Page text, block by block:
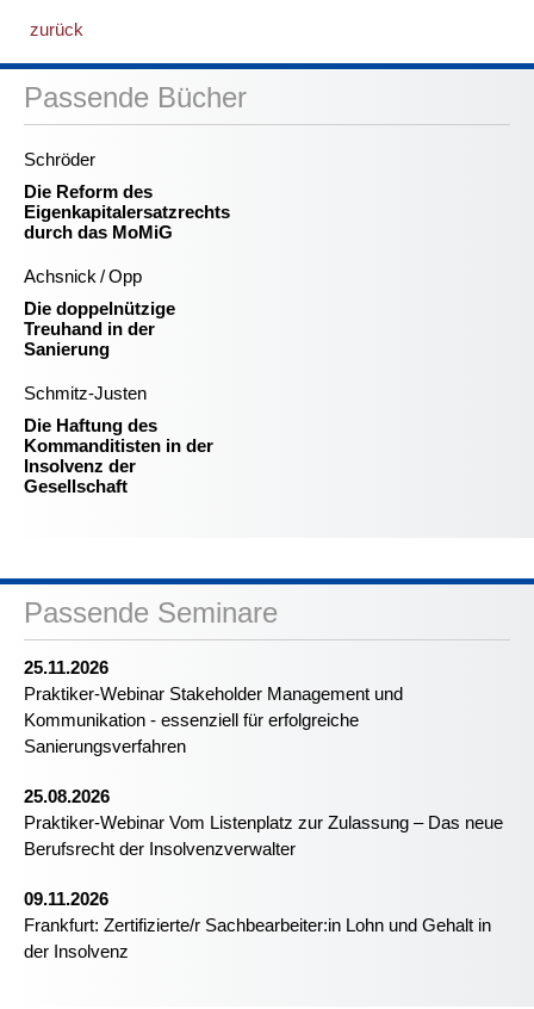
zurück
Passende Bücher
Schröder
Die Reform des
Eigenkapitalersatzrechts
durch das MoMiG
Achsnick / Opp
Die doppelnützige
Treuhand in der
Sanierung
Schmitz-Justen
Die Haftung des
Kommanditisten in der
Insolvenz der
Gesellschaft
Passende Seminare
25.11.2026
Praktiker-Webinar Stakeholder Management und
Kommunikation - essenziell für erfolgreiche
Sanierungsverfahren
25.08.2026
Praktiker-Webinar Vom Listenplatz zur Zulassung – Das neue
Berufsrecht der Insolvenzverwalter
09.11.2026
Frankfurt: Zertifizierte/r Sachbearbeiter:in Lohn und Gehalt in
der Insolvenz